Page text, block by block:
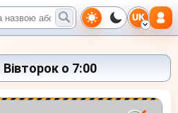
UK
о 7:00